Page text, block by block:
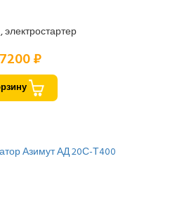
электростартер
₽